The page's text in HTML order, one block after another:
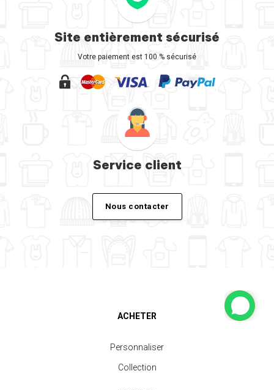
Site entièrement sécurisé
Votre paiement est 100 % sécurisé
Service client
Nous contacter
ACHETER
Personnaliser
Collection